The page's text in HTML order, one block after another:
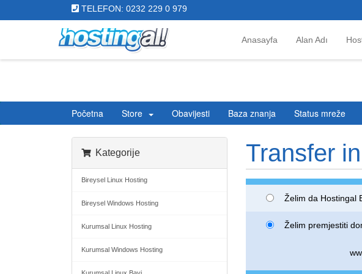
TELEFON: 0232 229 0 979
Anasayfa Alan Adı
Početna Store Obavijesti Baza znanja Status mreže
Transfer
Kategorije
Bireysel Linux Hosting
Bireysel Windows Hosting
Kurumsal Linux Hosting
Kurumsal Windows Hosting
Želim da Hostingal
Želim premjestiti